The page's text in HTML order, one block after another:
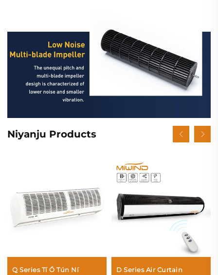
Niyanju Products
Q Series Tí Ó Tún Ní
D Series Air Curtain